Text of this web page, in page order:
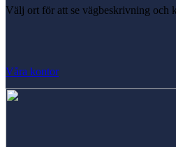
Välj ort för att se vägbeskrivning och
Våra kontor